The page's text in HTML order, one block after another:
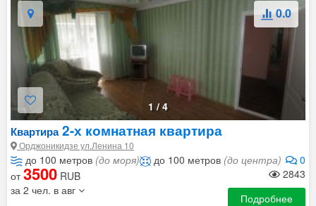
1 /4
0.0
Квартира2-х комнатная квартира
Орджоникидзе ул.Ленина 10
до 100 метров (до моря) 0
до 100 метров (до центра)
2843
от3500 RUB
за 2 чел. в авг
Подробнее